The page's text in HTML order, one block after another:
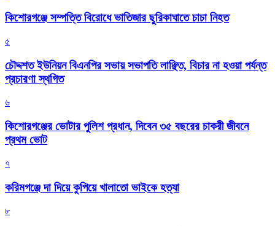
কিশোরগঞ্জে সম্পত্তি বিরোধে ভাতিজার ছুরিকাঘাতে চাচা নিহত
৫
চৌদ্দশত ইউনিয়ন বিএনপির সভায় সভাপতি লাঞ্ছিত, বিচার না হওয়া পর্যন্ত
প্রচারণা স্থগিত
৬
কিশোরগঞ্জের ভোটার পুলিশ প্রধান, দিবেন ৩৫ বছরের চাকরী জীবনে
প্রথম ভোট
৭
করিমগঞ্জে দা দিয়ে কুপিয়ে খালাতো ভাইকে হত্যা
৮